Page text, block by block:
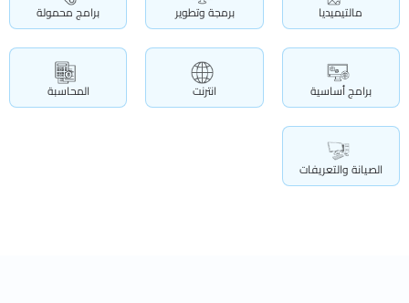
مالتيميديا برمجة وتطوير برامج محمولة
برامج أساسية انترنت المحاسبة
الصيانة والتعريفات